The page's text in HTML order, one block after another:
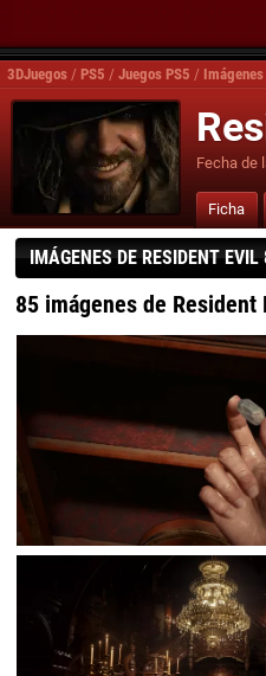
3DJuegos / PS5 / Juegos PS5 /
Fecha de
Ficha
IMÁGENES DE RESIDENT
85 imágenes de Resident